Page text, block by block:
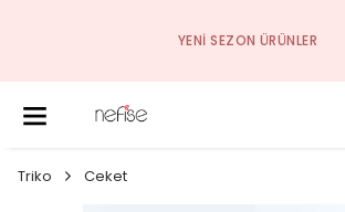
YENI SEZON ÜRÜNLER
Triko Ceket